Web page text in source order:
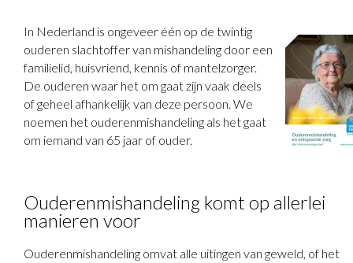
In Nederland is ongeveer één op de twintig
ouderen slachtoffer van mishandeling door een
familielid, huisvriend, kennis of mantelzorger.
De ouderen waar het om gaat zijn vaak deels
of geheel afhankelijk van deze persoon. We
noemen het ouderenmishandeling als het gaat
om iemand van 65 jaar of ouder.
Ouderenmishandeling komt op allerlei
manieren voor
Ouderenmishandeling omvat alle uitingen van geweld, of het